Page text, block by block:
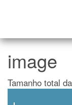
o
image
Tamanho total